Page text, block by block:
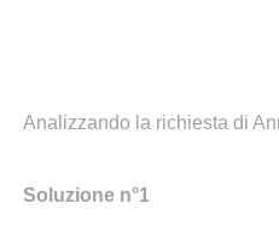
Analizzando la richiesta di
Soluzione n°1